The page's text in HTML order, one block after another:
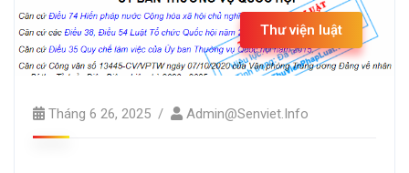
Thư viện luật
Tháng 6 26, 2025 Admin@senviet.info